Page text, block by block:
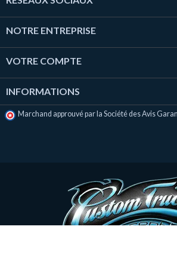
NOTRE ENTREPRISE
VOTRE COMPTE
INFORMATIONS
Marchand approuvé par la Société des Avis